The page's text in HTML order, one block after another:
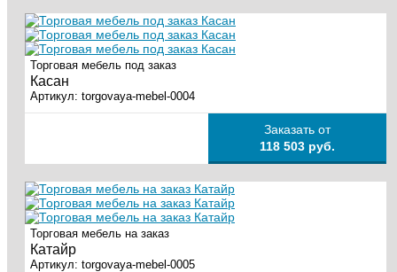
Торговая мебель под заказ
Касан
Артикул: torgovaya-mebel-0004
Заказать от
118 503 руб.
Торговая мебель на заказ
Катайр
Артикул: torgovaya-mebel-0005